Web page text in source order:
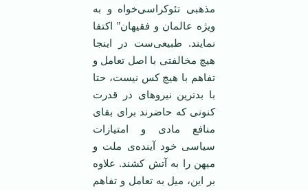
مذهبی تئوکراسی‌خواه و به
ویژه عالمان و فقیهان” اکتفا
نمایند. طبیعی‌ست در اینجا
هیچ مخالفتی با اصل تعامل و
تفاهم با هیچ کس نیست، حتا
با بدترین نیروهای در قدرت
کنونی که حاضرند برای بقای
منافع مادی و امتیازات
سیاسی خود آینده‌ی ملت و
میهن را به آتش کشند. علاوه
بر این، میل به تعامل و تفاهم